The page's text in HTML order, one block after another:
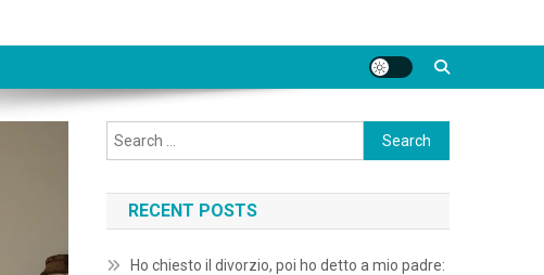
Search
for:
RECENT POSTS
Ho chiesto il divorzio, poi ho detto a mio padre: